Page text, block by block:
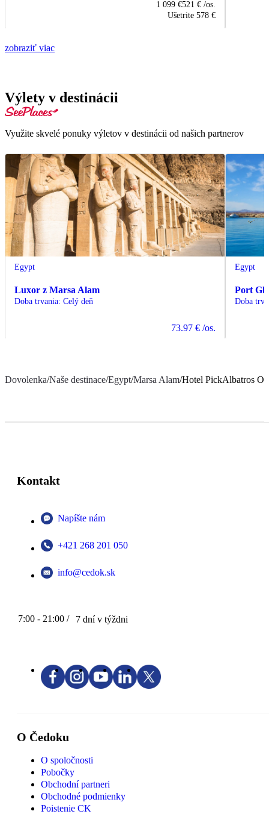
1 099 €521 € /os.
Ušetrite 578 €
zobraziť viac
Výlety v destinácii
Využite skvelé ponuky výletov v destinácii od našich partnerov
Egypt
Luxor z Marsa Alam
Doba trvania: Celý deň
73.97 € /os.
Egypt
Port
Doba
Dovolenka/Naše destinace/Egypt/Marsa Alam/Hotel PickAlbatros
Kontakt
Napíšte nám
+421 268 201 050
info@cedok.sk
7:00 - 21:00 / 7 dní v týždni
O Čedoku
O spoločnosti
Pobočky
Obchodní partneri
Obchodné podmienky
Poistenie CK